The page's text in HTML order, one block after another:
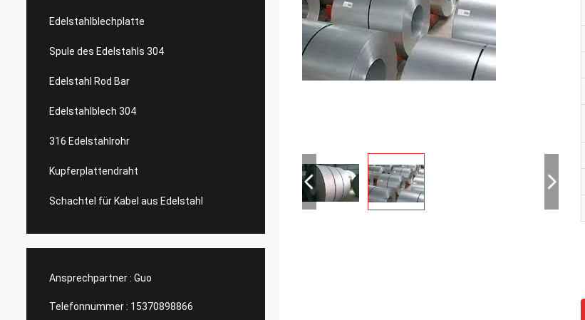
Edelstahlblechplatte
Spule des Edelstahls 304
Edelstahl Rod Bar
Edelstahlblech 304
316 Edelstahlrohr
Kupferplattendraht
Schachtel für Kabel aus Edelstahl
Ansprechpartner : Guo
Telefonnummer : 15370898866